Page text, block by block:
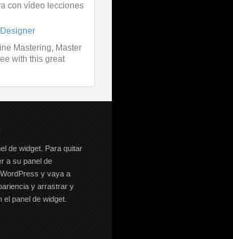
con vídeo lecciones
Mastering, Master
with this great
de widget. Para quitar
a su panel de
y vaya a
y arrastrar y
el panel de widget.